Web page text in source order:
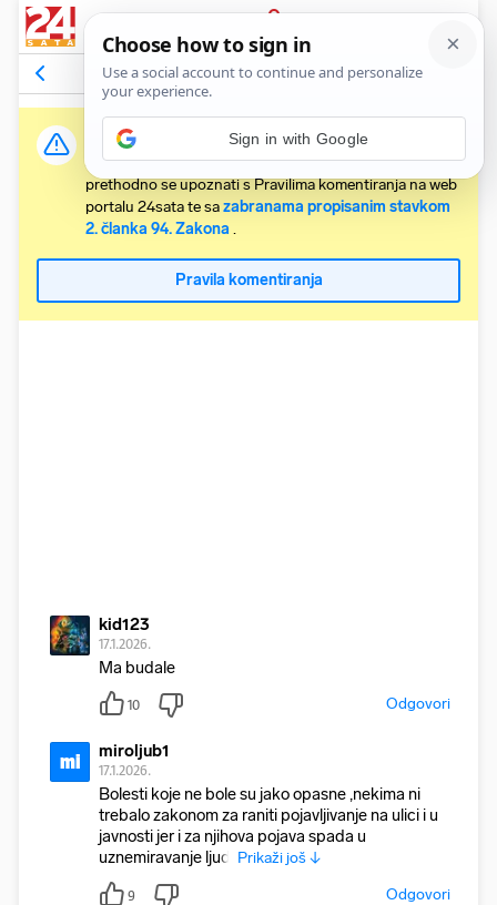
PRIJAVA
Komentari23 Relevantni
Važna obavijest:
Svaki korisnik koji želi komentirati članke obvezan je
prethodno se upoznati s Pravilima komentiranja na web
portalu 24sata te sazabranama propisanim stavkom
2. članka 94. Zakona .
Pravila komentiranja
kid123
17.1.2026.
Ma budale
10 Odgovori
mi miroljub1
17.1.2026.
Bolesti koje ne bole su jako opasne ,nekima ni
trebalo zakonom za raniti pojavljivanje na ulici i u
javnosti jer i za njihova pojava spada u
uznemiravanje ljudi Prikaži još ↓
9 Odgovori
Sign in with Google